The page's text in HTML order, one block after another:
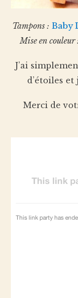
Tampons : Baby
Mise en couleur
J’ai
d’étoiles
Merci de